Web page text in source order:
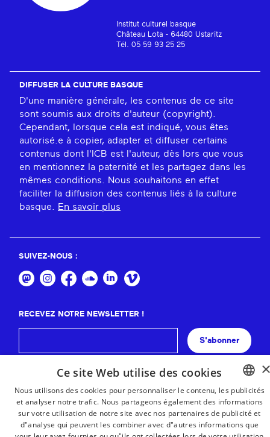
Institut culturel basque
Château Lota - 64480 Ustaritz
Tél. 05 59 93 25 25
DIFFUSER LA CULTURE BASQUE
D'une manière générale, les contenus de ce site
sont soumis aux droits d'auteur (copyright).
Cependant, lorsque cela est indiqué, vous êtes
autorisé.e à copier, adapter et diffuser certains
contenus dont l'ICB est l'auteur, dès lors que vous
en mentionnez la paternité et les partagez dans les
mêmes conditions. Nous souhaitons en effet
faciliter la diffusion des contenus liés à la culture
basque. En savoir plus
SUIVEZ-NOUS :
RECEVEZ NOTRE NEWSLETTER !
S'abonner
BASQUE
FRENCH
Ce site Web utilise des cookies
Nous utilisons des cookies pour personnaliser le contenu, les publicités
et analyser notre trafic. Nous partageons également des informations
sur votre utilisation de notre site avec nos partenaires de publicité et
d"analyse qui peuvent les combiner avec d"autres informations que